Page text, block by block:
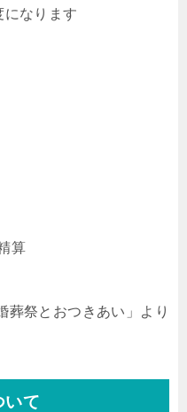
になります
算
葬祭とおつきあい」より
いて